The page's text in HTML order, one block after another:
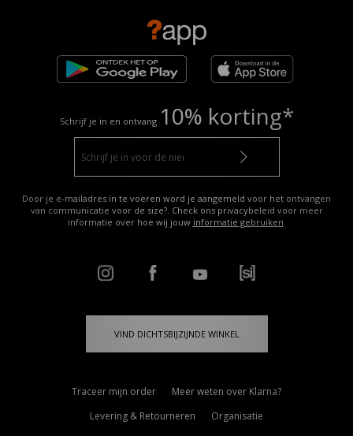
Schrijf je in en ontvang 10% korting*
Door je e-mailadres in te voeren word je aangemeld voor het ontvangen
van communicatie voor de size?. Check ons privacybeleid voor meer
informatie over hoe wij jouw informatie gebruiken.
VIND DICHTSBIJZIJNDE WINKEL
Traceer mijn order
Meer weten over Klarna?
Levering & Retourneren
Organisatie